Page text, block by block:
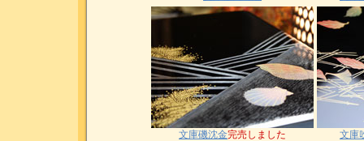
文庫磯沈金完売しました 文庫